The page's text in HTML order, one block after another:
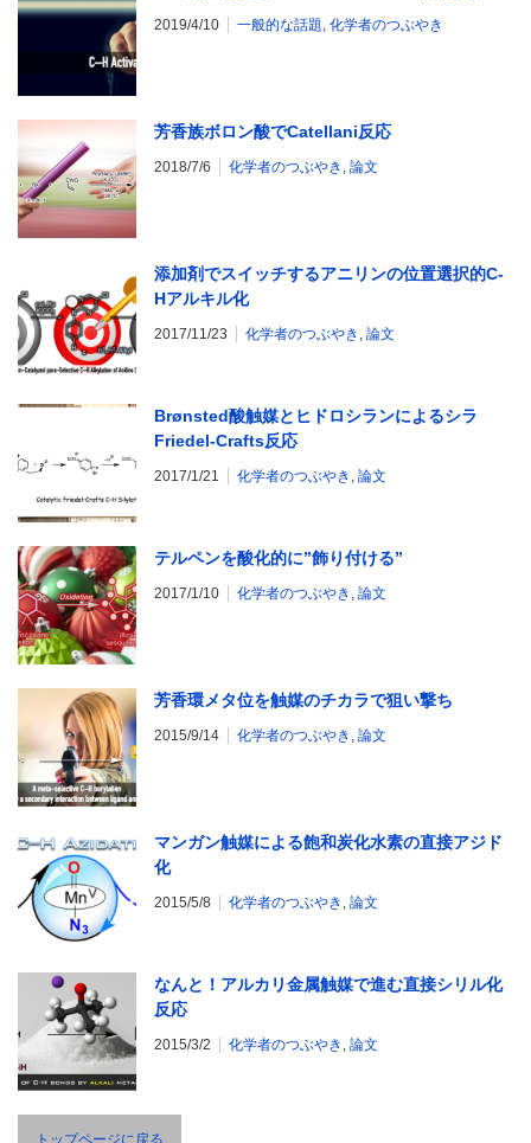
2019/4/10 一般的な話題 化学者のつぶやき
芳香族ボロン酸でCatellani反応
2018/7/6 化学者のつぶやき 論文
添加剤でスイッチするアニリンの位置選択的C-
Hアルキル化
2017/11/23 化学者のつぶやき 論文
Brønsted酸触媒とヒドロシランによるシラ
Friedel-Crafts反応
2017/1/21 化学者のつぶやき 論文
テルペンを酸化的に”飾り付ける”
2017/1/10 化学者のつぶやき 論文
芳香環メタ位を触媒のチカラで狙い撃ち
2015/9/14 化学者のつぶやき 論文
マンガン触媒による飽和炭化水素の直接アジド
化
2015/5/8 化学者のつぶやき 論文
なんと！アルカリ金属触媒で進む直接シリル化
反応
2015/3/2 化学者のつぶやき 論文
トップページに戻る